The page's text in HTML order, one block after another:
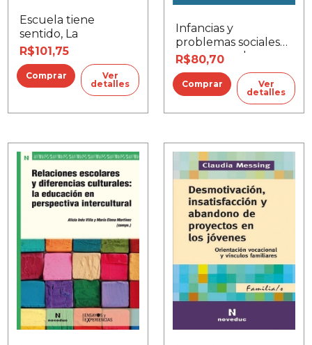
Escuela tiene
sentido, La
R$101,75
Ver
detalles
Infancias y
problemas sociales
en un mundo que
cambia
R$80,70
Ver
detalles